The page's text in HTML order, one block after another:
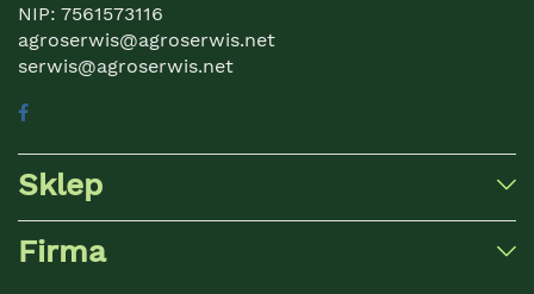
NIP: 7561573116
agroserwis@agroserwis.net
serwis@agroserwis.net
Sklep
Firma